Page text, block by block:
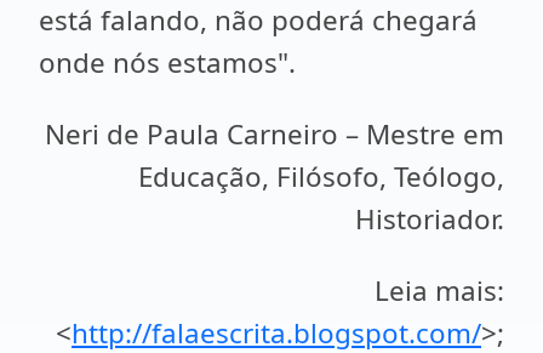
está falando, não poderá chegará
onde nós estamos".
Neri de Paula Carneiro – Mestre em
Educação, Filósofo, Teólogo,
Historiador.
Leia mais:
<http://falaescrita.blogspot.com/>;